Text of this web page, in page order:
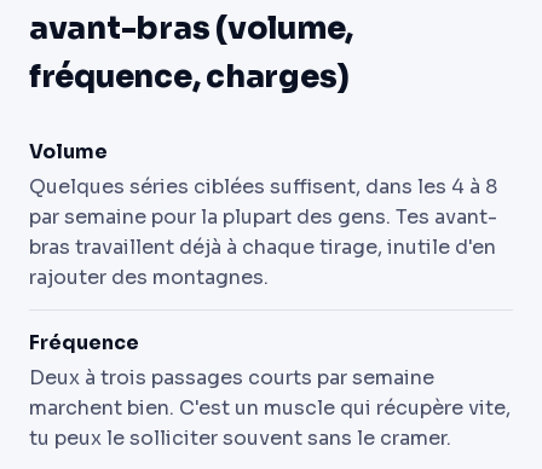
avant-bras (volume,
fréquence, charges)
Volume
Quelques séries ciblées suffisent, dans les 4 à 8
par semaine pour la plupart des gens. Tes avant-
bras travaillent déjà à chaque tirage, inutile d'en
rajouter des montagnes.
Fréquence
Deux à trois passages courts par semaine
marchent bien. C'est un muscle qui récupère vite,
tu peux le solliciter souvent sans le cramer.